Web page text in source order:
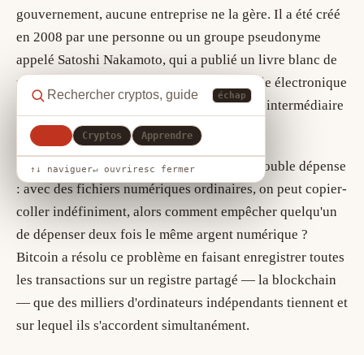
échap
Cryptos Apprendre
↑↓ naviguer↵ ouvriresc fermer
gouvernement, aucune entreprise ne la gère. Il a été créé
en 2008 par une personne ou un groupe pseudonyme
appelé Satoshi Nakamoto, qui a publié un livre blanc de
neuf pages exposant un système de monnaie électronique
pouvant être envoyée entre personnes sans intermédiaire
de confiance.
Le problème central résolu est celui de la double dépense
: avec des fichiers numériques ordinaires, on peut copier-
coller indéfiniment, alors comment empêcher quelqu'un
de dépenser deux fois le même argent numérique ?
Bitcoin a résolu ce problème en faisant enregistrer toutes
les transactions sur un registre partagé — la blockchain
— que des milliers d'ordinateurs indépendants tiennent et
sur lequel ils s'accordent simultanément.